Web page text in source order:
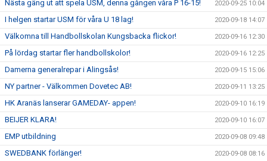
Nästa gäng ut att spela USM, denna gången våra P 16-15! 2020-09-25 10:04
I helgen startar USM för våra U 18 lag! 2020-09-18 14:07
Välkomna till Handbollskolan Kungsbacka flickor! 2020-09-16 12:30
På lördag startar fler handbollskolor! 2020-09-16 12:25
Damerna generalrepar i Alingsås! 2020-09-15 15:06
NY partner - Välkommen Dovetec AB! 2020-09-11 13:25
HK Aranäs lanserar GAMEDAY- appen! 2020-09-10 16:19
BEIJER KLARA! 2020-09-10 16:07
EMP utbildning 2020-09-08 09:48
SWEDBANK förlänger! 2020-09-08 08:16